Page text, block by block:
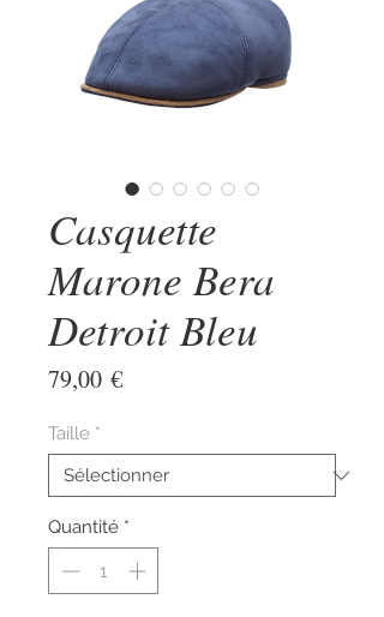
Casquette
Marone Bera
Detroit Bleu
79,00 €Prix
Taille *
Quantité *